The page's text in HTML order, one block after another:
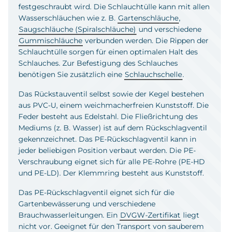
festgeschraubt wird. Die Schlauchtülle kann mit allen
Wasserschläuchen wie z. B. Gartenschläuche,
Saugschläuche (Spiralschläuche) und verschiedene
Gummischläuche verbunden werden. Die Rippen der
Schlauchtülle sorgen für einen optimalen Halt des
Schlauches. Zur Befestigung des Schlauches
benötigen Sie zusätzlich eine Schlauchschelle.
Das Rückstauventil selbst sowie der Kegel bestehen
aus PVC-U, einem weichmacherfreien Kunststoff. Die
Feder besteht aus Edelstahl. Die Fließrichtung des
Mediums (z. B. Wasser) ist auf dem Rückschlagventil
gekennzeichnet. Das PE-Rückschlagventil kann in
jeder beliebigen Position verbaut werden. Die PE-
Verschraubung eignet sich für alle PE-Rohre (PE-HD
und PE-LD). Der Klemmring besteht aus Kunststoff.
Das PE-Rückschlagventil eignet sich für die
Gartenbewässerung und verschiedene
Brauchwasserleitungen. Ein DVGW-Zertifikat liegt
nicht vor. Geeignet für den Transport von sauberem